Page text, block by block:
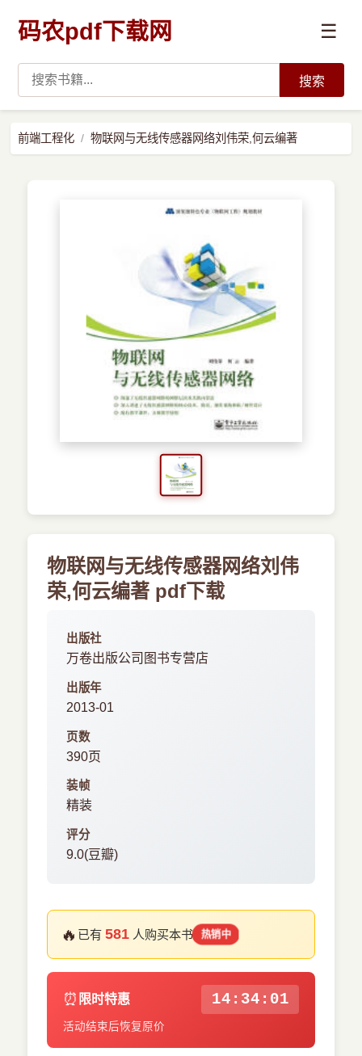
码农pdf下载网 ☰
预订书籍
搜索
前端工程化 物联网与无线传感器网络刘伟荣,何云编著
物联网与无线传感器网络刘伟
荣,何云编著 pdf下载
出版社
万卷出版公司图书专营店
出版年
2013-01
页数
390页
装帧
精装
评分
9.0(豆瓣)
🔥 已有581 人购买本书 热销中
⏰ 限时特惠 14:34:01
活动结束后恢复原价